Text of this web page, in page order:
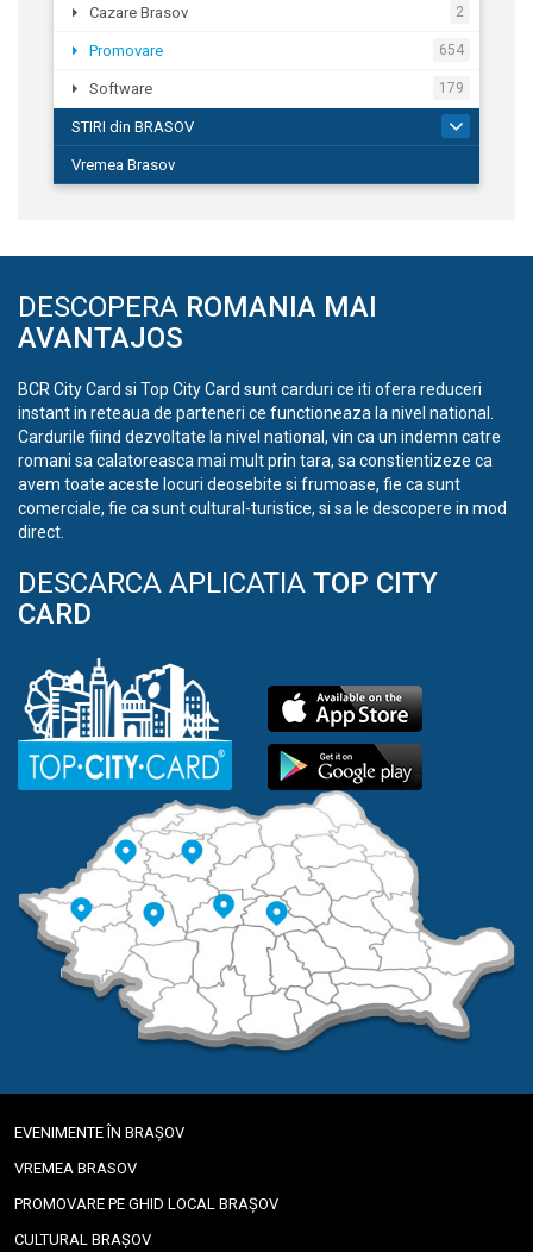
Cazare Brasov 2
Promovare 654
Software 179
STIRI din BRASOV
Vremea Brasov
DESCOPERA ROMANIA MAI
AVANTAJOS
BCR City Card si Top City Card sunt carduri ce iti ofera reduceri
instant in reteaua de parteneri ce functioneaza la nivel national.
Cardurile fiind dezvoltate la nivel national, vin ca un indemn catre
romani sa calatoreasca mai mult prin tara, sa constientizeze ca
avem toate aceste locuri deosebite si frumoase, fie ca sunt
comerciale, fie ca sunt cultural-turistice, si sa le descopere in mod
direct.
DESCARCA APLICATIA TOP CITY
CARD
EVENIMENTE ÎN BRAȘOV
VREMEA BRASOV
PROMOVARE PE GHID LOCAL BRAȘOV
CULTURAL BRAȘOV